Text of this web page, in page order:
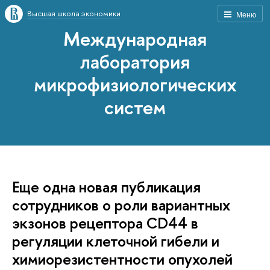
Меню
Высшая школа экономики
Международная
лаборатория
микрофизиологических
систем
Еще одна новая публикация
сотрудников о роли вариантных
экзонов рецептора CD44 в
регуляции клеточной гибели и
химиорезистентности опухолей